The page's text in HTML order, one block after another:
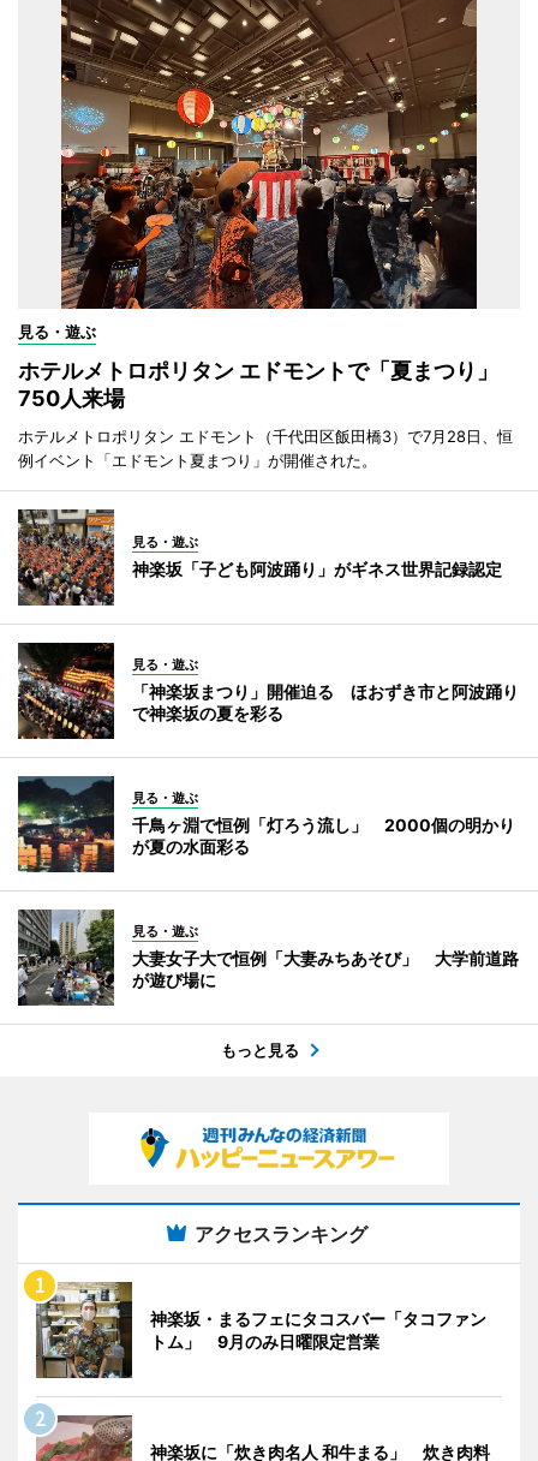
見る・遊ぶ
ホテルメトロポリタン エドモントで「夏まつり」
750人来場
ホテルメトロポリタン エドモント（千代田区飯田橋3）で7月28日、恒
例イベント「エドモント夏まつり」が開催された。
見る・遊ぶ
神楽坂「子ども阿波踊り」がギネス世界記録認定
見る・遊ぶ
「神楽坂まつり」開催迫る ほおずき市と阿波踊り
で神楽坂の夏を彩る
見る・遊ぶ
千鳥ヶ淵で恒例「灯ろう流し」 2000個の明かり
が夏の水面彩る
見る・遊ぶ
大妻女子大で恒例「大妻みちあそび」 大学前道路
が遊び場に
もっと見る
アクセスランキング
神楽坂・まるフェにタコスバー「タコファン
トム」 9月のみ日曜限定営業
神楽坂に「炊き肉名人 和牛まる」 炊き肉料